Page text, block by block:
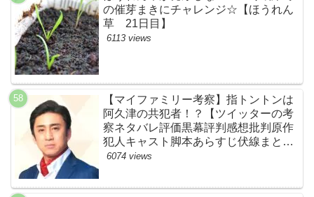
の催芽まきにチャレンジ☆【ほうれん
草 21日目】
6113 views
【マイファミリー考察】指トントンは
阿久津の共犯者！？【ツイッターの考
察ネタバレ評価黒幕評判感想批判原作
犯人キャスト脚本あらすじ伏線まと
め・松本幸四郎】
6074 views